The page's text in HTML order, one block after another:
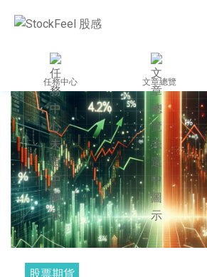
任務中心 文章總覽
股票期貨